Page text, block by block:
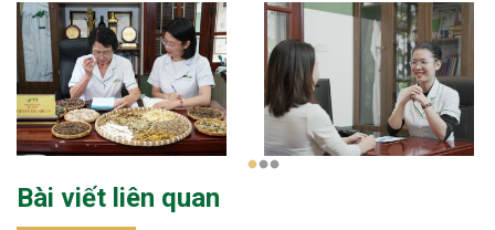
1 2 3
Bài viết liên quan